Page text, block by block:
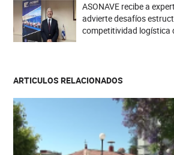
ASONAVE recibe a
advierte desafíos
competitividad logística
ARTICULOS RELACIONADOS